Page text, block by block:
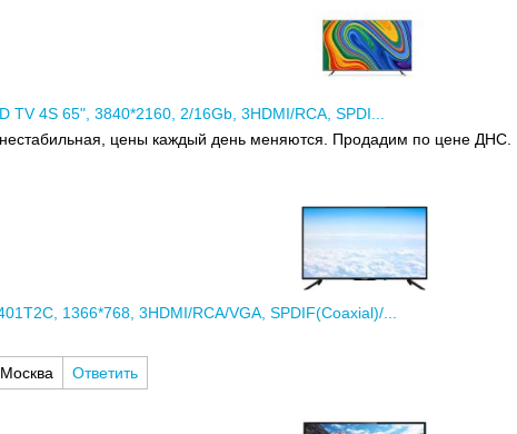
TV 4S 65", 3840*2160, 2/16Gb, 3HDMI/RCA, SPDI...
цены каждый день меняются. Продадим по цене ДНС.
1366*768, 3HDMI/RCA/VGA, SPDIF(Coaxial)/...
Москва Ответить